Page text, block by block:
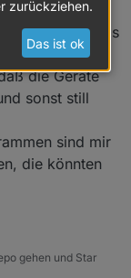
versendet, was
Daten weiter
die Geräte
sonst still
sind mir
die könnten
gehen und Star
zurückziehen.
Das ist ok